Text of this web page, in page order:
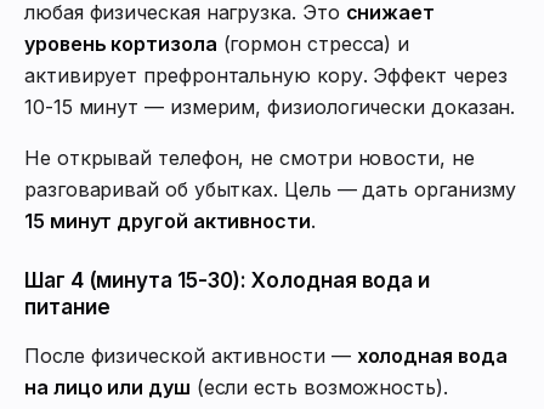
любая физическая нагрузка. Это снижает
уровень кортизола (гормон стресса) и
активирует префронтальную кору. Эффект через
10-15 минут — измерим, физиологически доказан.
Не открывай телефон, не смотри новости, не
разговаривай об убытках. Цель — дать организму
15 минут другой активности.
Шаг 4 (минута 15-30): Холодная вода и
питание
После физической активности — холодная вода
на лицо или душ (если есть возможность).